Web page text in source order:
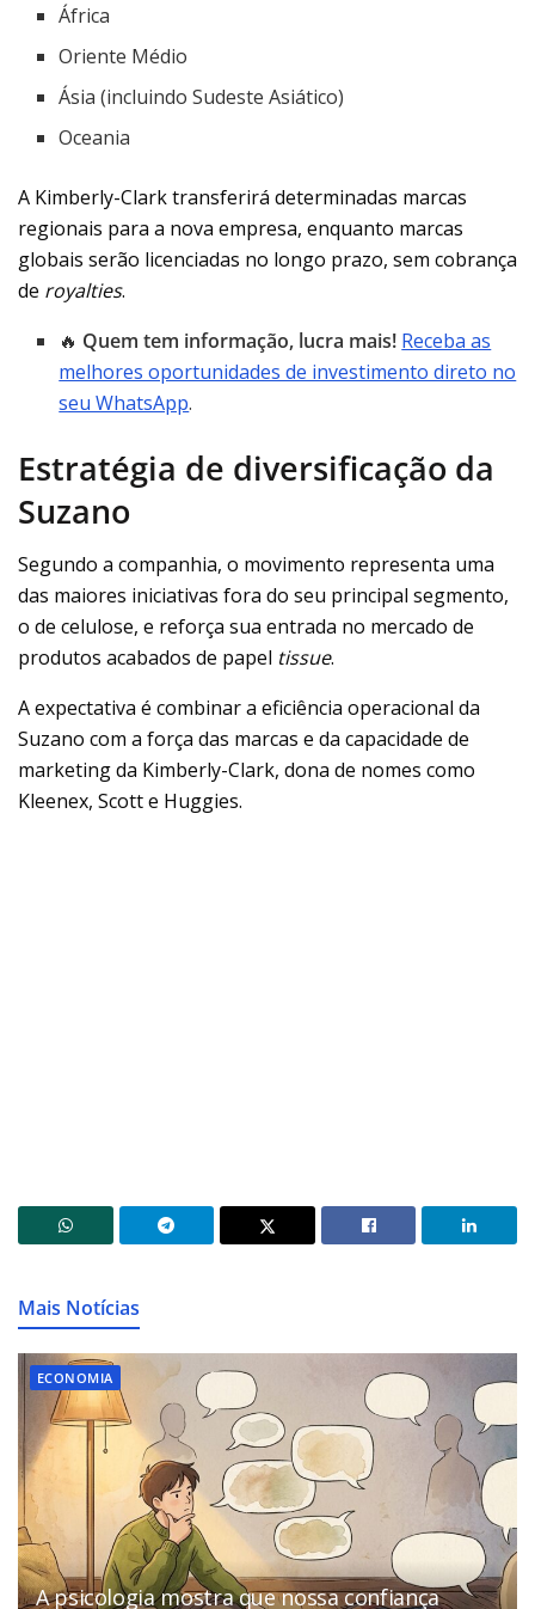
África
Oriente Médio
Ásia (incluindo Sudeste Asiático)
Oceania
A Kimberly-Clark transferirá determinadas marcas
regionais para a nova empresa, enquanto marcas
globais serão licenciadas no longo prazo, sem cobrança
de royalties.
🔥 Quem tem informação, lucra mais! Receba as
melhores oportunidades de investimento direto no
seu WhatsApp.
Estratégia de diversificação da
Suzano
Segundo a companhia, o movimento representa uma
das maiores iniciativas fora do seu principal segmento,
o de celulose, e reforça sua entrada no mercado de
produtos acabados de papel tissue.
A expectativa é combinar a eficiência operacional da
Suzano com a força das marcas e da capacidade de
marketing da Kimberly-Clark, dona de nomes como
Kleenex, Scott e Huggies.
Mais Notícias
ECONOMIA
A psicologia mostra que nossa confiança